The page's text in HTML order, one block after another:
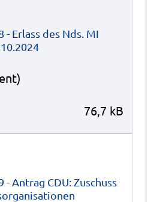
- Erlass des Nds. MI
76,7 kB
- Antrag CDU: Zuschuss